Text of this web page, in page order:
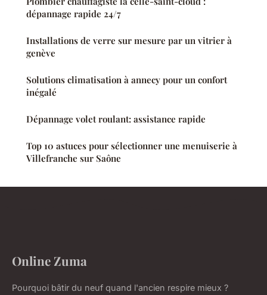
dépannage rapide 24/7
Installations de verre sur mesure par un vitrier à
genève
Solutions climatisation à annecy pour un confort
inégalé
Dépannage volet roulant: assistance rapide
Top 10 astuces pour sélectionner une menuiserie à
Villefranche sur Saône
Online Zuma
Pourquoi bâtir du neuf quand l'ancien respire mieux ?